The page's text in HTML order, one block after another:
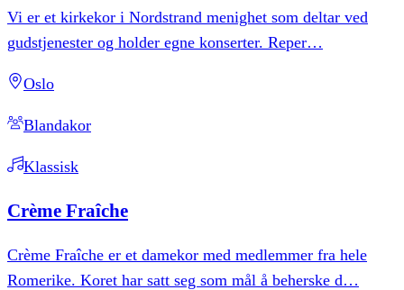
Vi er et kirkekor i Nordstrand menighet som deltar ved
gudstjenester og holder egne konserter. Reper…
Oslo
Blandakor
Klassisk
Crème Fraîche
Crème Fraîche er et damekor med medlemmer fra hele
Romerike. Koret har satt seg som mål å beherske d…